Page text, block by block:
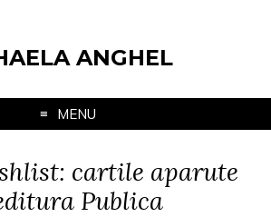
ANGHEL
MENU
cartile aparute
Publica